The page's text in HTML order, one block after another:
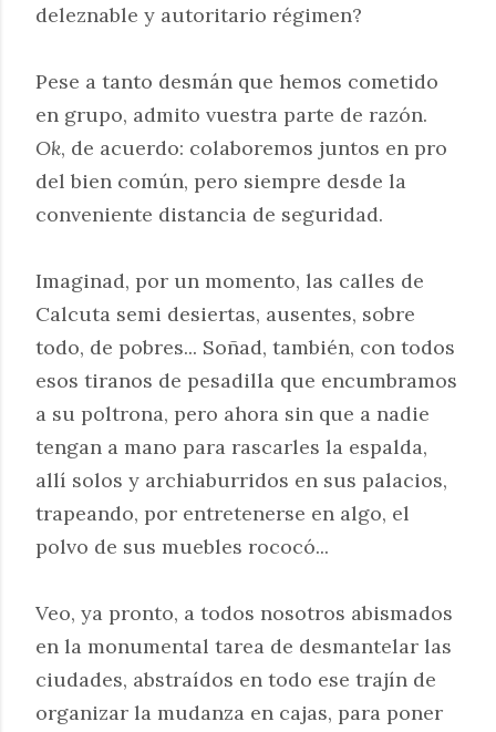
deleznable y autoritario régimen?
Pese a tanto desmán que hemos cometido
en grupo, admito vuestra parte de razón.
Ok, de acuerdo: colaboremos juntos en pro
del bien común, pero siempre desde la
conveniente distancia de seguridad.
Imaginad, por un momento, las calles de
Calcuta semi desiertas, ausentes, sobre
todo, de pobres... Soñad, también, con todos
esos tiranos de pesadilla que encumbramos
a su poltrona, pero ahora sin que a nadie
tengan a mano para rascarles la espalda,
allí solos y archiaburridos en sus palacios,
trapeando, por entretenerse en algo, el
polvo de sus muebles rococó...
Veo, ya pronto, a todos nosotros abismados
en la monumental tarea de desmantelar las
ciudades, abstraídos en todo ese trajín de
organizar la mudanza en cajas, para poner